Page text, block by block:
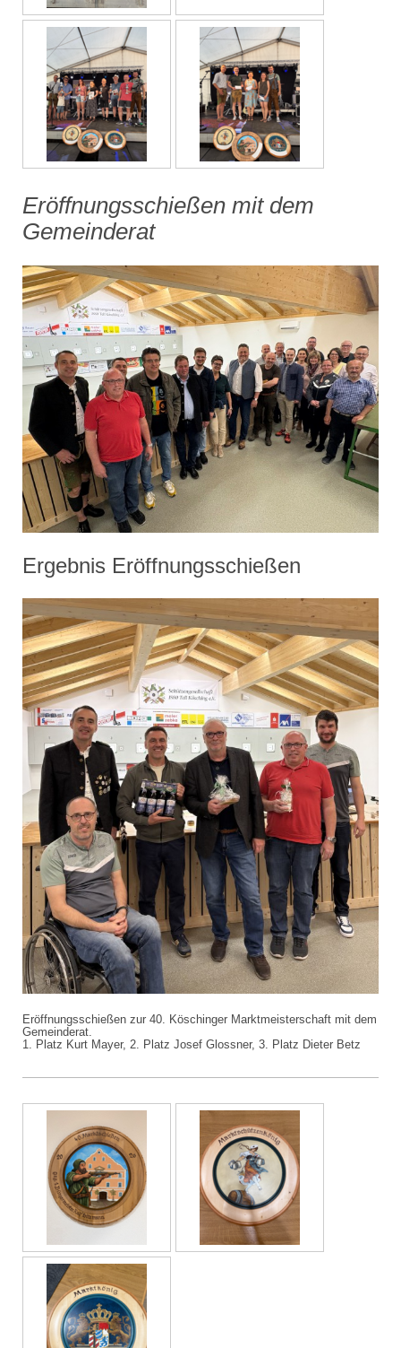
Eröffnungsschießen mit dem
Gemeinderat
Ergebnis Eröffnungsschießen
Eröffnungsschießen zur 40. Köschinger Marktmeisterschaft mit dem
Gemeinderat.
1. Platz Kurt Mayer, 2. Platz Josef Glossner, 3. Platz Dieter Betz